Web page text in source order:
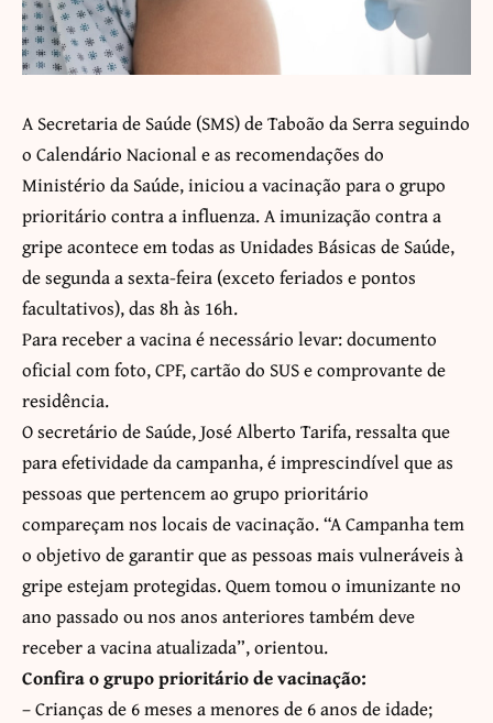
A Secretaria de Saúde (SMS) de Taboão da Serra seguindo
o Calendário Nacional e as recomendações do
Ministério da Saúde, iniciou a vacinação para o grupo
prioritário contra a influenza. A imunização contra a
gripe acontece em todas as Unidades Básicas de Saúde,
de segunda a sexta-feira (exceto feriados e pontos
facultativos), das 8h às 16h.
Para receber a vacina é necessário levar: documento
oficial com foto, CPF, cartão do SUS e comprovante de
residência.
O secretário de Saúde, José Alberto Tarifa, ressalta que
para efetividade da campanha, é imprescindível que as
pessoas que pertencem ao grupo prioritário
compareçam nos locais de vacinação. “A Campanha tem
o objetivo de garantir que as pessoas mais vulneráveis à
gripe estejam protegidas. Quem tomou o imunizante no
ano passado ou nos anos anteriores também deve
receber a vacina atualizada”, orientou.
Confira o grupo prioritário de vacinação:
– Crianças de 6 meses a menores de 6 anos de idade;